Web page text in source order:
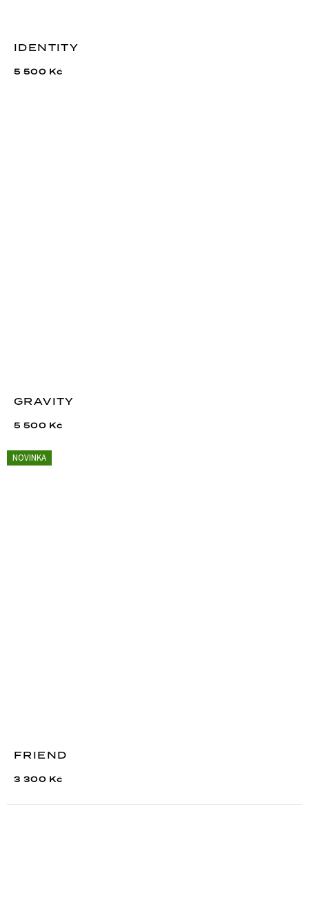
IDENTITY
5 500 Kč
GRAVITY
5 500 Kč
NOVINKA
FRIEND
3 300 Kč